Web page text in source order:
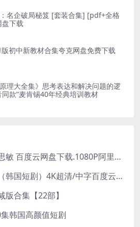
名企破局秘笈 [ 套装合集] [pdf+全格
下载
初中新教材合集夸克网盘免费下载
原理大全集》思考表达和解决问题的逻
同款”麦肯锡40年经典培训教材
《新金瓶梅》杨思敏 百度云网盘下载.1080P阿里下载.国语中字.(1996)
睡了我的女上司（韩国短剧）4K超清/中字百度云网盘下载
版合集【22部】
韩国高颜值短剧